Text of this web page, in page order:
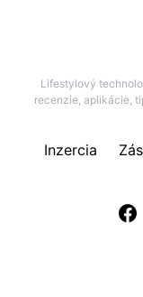
Lifestylový
recenzie, aplikácie,
Inzercia